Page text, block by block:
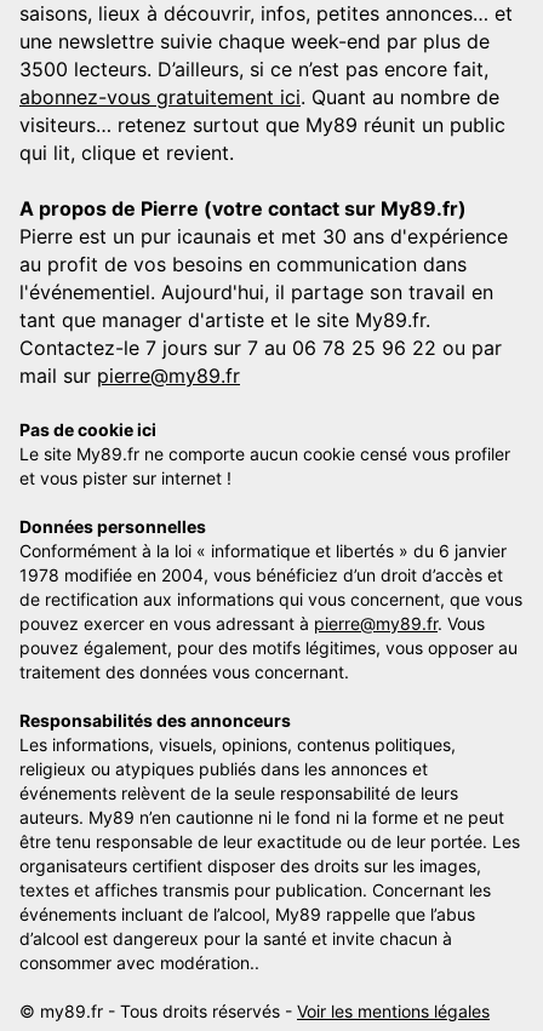
saisons, lieux à découvrir, infos, petites annonces… et
une newslettre suivie chaque week-end par plus de
3500 lecteurs. D’ailleurs, si ce n’est pas encore fait,
abonnez-vous gratuitement ici. Quant au nombre de
visiteurs… retenez surtout que My89 réunit un public
qui lit, clique et revient.
A propos de Pierre (votre contact sur My89.fr)
Pierre est un pur icaunais et met 30 ans d'expérience
au profit de vos besoins en communication dans
l'événementiel. Aujourd'hui, il partage son travail en
tant que manager d'artiste et le site My89.fr.
Contactez-le 7 jours sur 7 au 06 78 25 96 22 ou par
mail sur pierre@my89.fr
Pas de cookie ici
Le site My89.fr ne comporte aucun cookie censé vous profiler
et vous pister sur internet !
Données personnelles
Conformément à la loi « informatique et libertés » du 6 janvier
1978 modifiée en 2004, vous bénéficiez d’un droit d’accès et
de rectification aux informations qui vous concernent, que vous
pouvez exercer en vous adressant à pierre@my89.fr. Vous
pouvez également, pour des motifs légitimes, vous opposer au
traitement des données vous concernant.
Responsabilités des annonceurs
Les informations, visuels, opinions, contenus politiques,
religieux ou atypiques publiés dans les annonces et
événements relèvent de la seule responsabilité de leurs
auteurs. My89 n’en cautionne ni le fond ni la forme et ne peut
être tenu responsable de leur exactitude ou de leur portée. Les
organisateurs certifient disposer des droits sur les images,
textes et affiches transmis pour publication. Concernant les
événements incluant de l’alcool, My89 rappelle que l’abus
d’alcool est dangereux pour la santé et invite chacun à
consommer avec modération..
© my89.fr - Tous droits réservés - Voir les mentions légales